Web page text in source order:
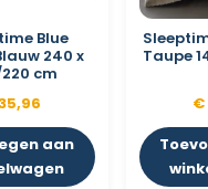
Blue
240 x
cm
aan
Taupe
€